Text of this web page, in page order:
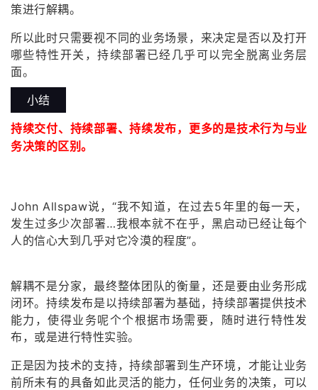
策进行解耦。
所以此时只需要视不同的业务场景，来决定是否以及打开
哪些特性开关，持续部署已经几乎可以完全脱离业务层
面。
小结
持续交付、持续部署、持续发布，更多的是技术行为与业
务决策的区别。
John Allspaw说，“我不知道，在过去5年里的每一天，
发生过多少次部署…我根本就不在乎，黑启动已经让每个
人的信心大到几乎对它冷漠的程度”。
解耦不是分家，最终整体团队的衡量，还是要由业务形成
闭环。持续发布是以持续部署为基础，持续部署提供技术
能力，使得业务呢个个根据市场需要，随时进行特性发
布，或是进行特性实验。
正是因为技术的支持，持续部署到生产环境，才能让业务
前所未有的具备如此灵活的能力，任何业务的决策，可以